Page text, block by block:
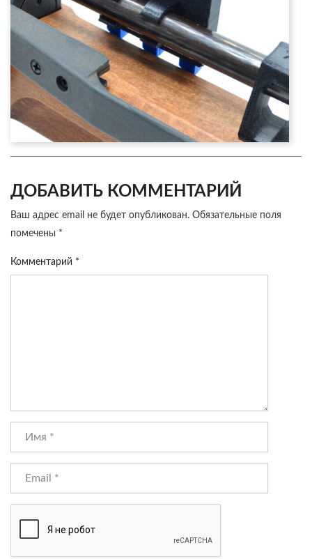
ДОБАВИТЬ КОММЕНТАРИЙ
Ваш адрес email не будет опубликован. Обязательные поля
помечены *
Комментарий *